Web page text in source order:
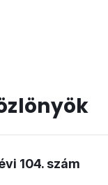
104. szám